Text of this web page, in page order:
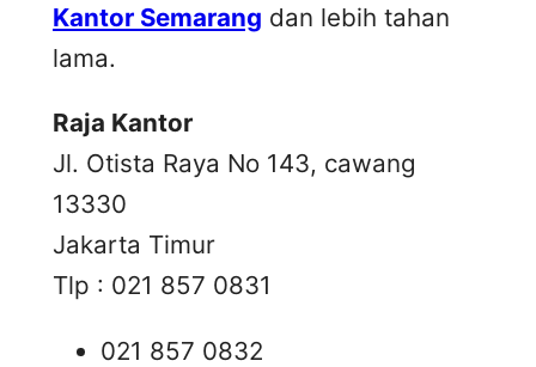
Kantor Semarang dan lebih tahan
lama.
Raja Kantor
Jl. Otista Raya No 143, cawang
13330
Jakarta Timur
Tlp : 021 857 0831
021 857 0832